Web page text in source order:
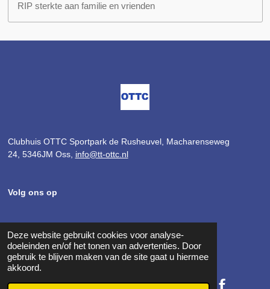
Deze website gebruikt cookies voor analyse-
doeleinden en/of het tonen van advertenties. Door
gebruik te blijven maken van de site gaat u hiermee
akkoord.
RIP sterkte aan familie en vrienden
Clubhuis OTTC Sportpark de Rusheuvel, Macharenseweg
24, 5346JM Oss, info@tt-ottc.nl
Volg ons op
F
a
c
e
b
I
n
s
a